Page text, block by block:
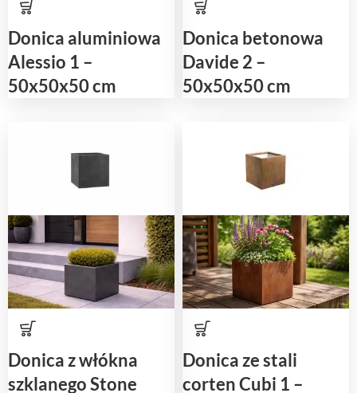
Donica aluminiowa
Alessio 1 –
50x50x50 cm
Donica betonowa
Davide 2 –
50x50x50 cm
Donica z włókna
szklanego Stone
Donica ze stali
corten Cubi 1 –